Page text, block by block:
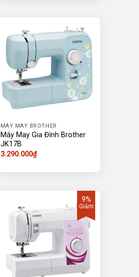
MÁY MAY BROTHER
Máy May Gia Đình Brother
JK17B
3.290.000₫
9%
Giảm